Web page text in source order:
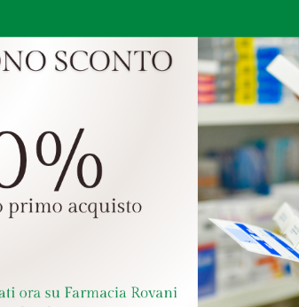
Analisi nutrizionale media per 2
reale 1 ...
Disponibilità:
Senza obbligo di ricetta
Ritiro
Reso veloce,